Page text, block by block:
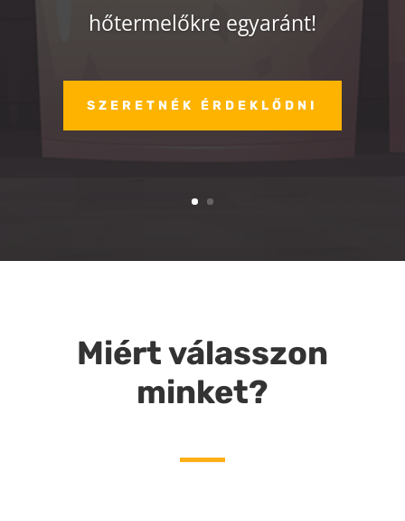
hőtermelőkre egyaránt!
SZERETNÉK ÉRDEKLŐDNI
Miért válasszon
minket?